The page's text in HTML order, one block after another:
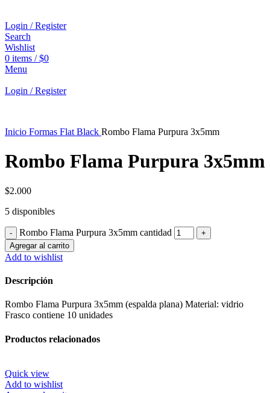
Login / Register
Search
Wishlist
0 items / $0
Menu
Login / Register
Inicio Formas Flat Black Rombo Flama Purpura 3x5mm
Rombo Flama Purpura 3x5mm
$2.000
5 disponibles
Rombo Flama Purpura 3x5mm cantidad
Agregar al carrito
Add to wishlist
Descripción
Rombo Flama Purpura 3x5mm (espalda plana) Material: vidrio
Frasco contiene 10 unidades
Productos relacionados
Quick view
Add to wishlist